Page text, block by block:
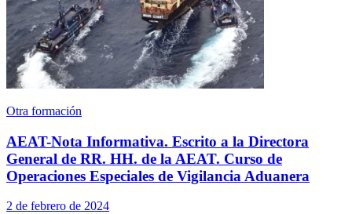
Otra formación
AEAT-Nota Informativa. Escrito a la Directora
General de RR. HH. de la AEAT. Curso de
Operaciones Especiales de Vigilancia Aduanera
2 de febrero de 2024